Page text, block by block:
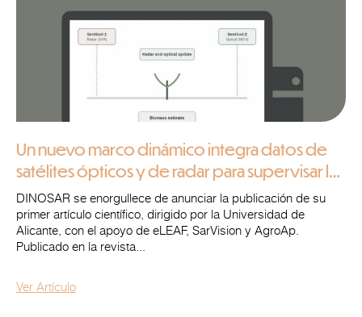
Un nuevo marco dinámico integra datos de
satélites ópticos y de radar para supervisar la
caña de azúcar en el Valle del Cauca, en
Colombia
DINOSAR se enorgullece de anunciar la publicación de su
primer artículo científico, dirigido por la Universidad de
Alicante, con el apoyo de eLEAF, SarVision y AgroAp.
Publicado en la revista...
Ver Artículo